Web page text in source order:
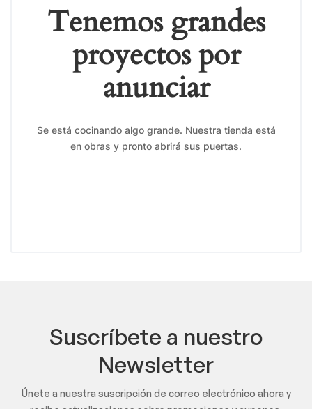
Tenemos grandes
proyectos por
anunciar
Se está cocinando algo grande. Nuestra tienda está
en obras y pronto abrirá sus puertas.
Suscríbete a nuestro
Newsletter
Únete a nuestra suscripción de correo electrónico ahora y